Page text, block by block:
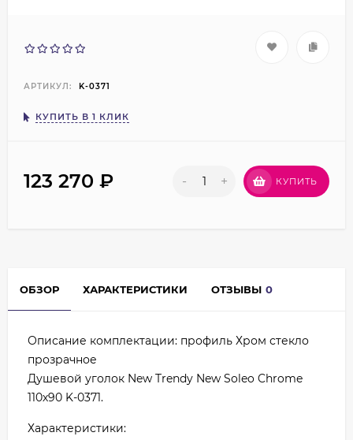
АРТИКУЛ: K-0371
КУПИТЬ В 1 КЛИК
123 270 ₽ - + КУПИТЬ
ОБЗОР ХАРАКТЕРИСТИКИ ОТЗЫВЫ 0
Описание комплектации: профиль Хром стекло
прозрачное
Душевой уголок New Trendy New Soleo Chrome
110х90 K-0371.
Характеристики: